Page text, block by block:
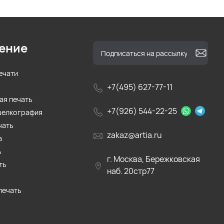
+7(495) 627-77-11
+7(926) 544-22-25
zakaz@artia.ru
г. Москва, Бережковская
наб. 20стр77
печать